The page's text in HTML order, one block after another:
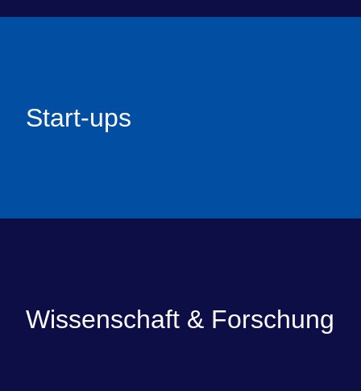
Start-ups
Wissenschaft & Forschung